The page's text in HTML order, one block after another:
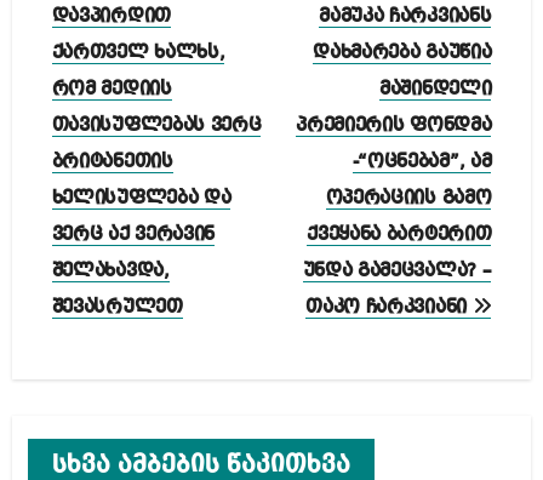
ნავიგაცია
დავპირდით
ქართველ ხალხს,
რომ მედიის
თავისუფლებას ვერც
ბრიტანეთის
ხელისუფლება და
ვერც აქ ვერავინ
შელახავდა,
შევასრულეთ
მამუკა ჩარკვიანს
დახმარება გაუწია
მაშინდელი
პრემიერის ფონდმა
-“ოცნებამ”, ამ
ოპერაციის გამო
ქვეყანა ბარტერით
უნდა გამეცვალა? –
თაკო ჩარკვიანი
სხვა ამბების წაკითხვა